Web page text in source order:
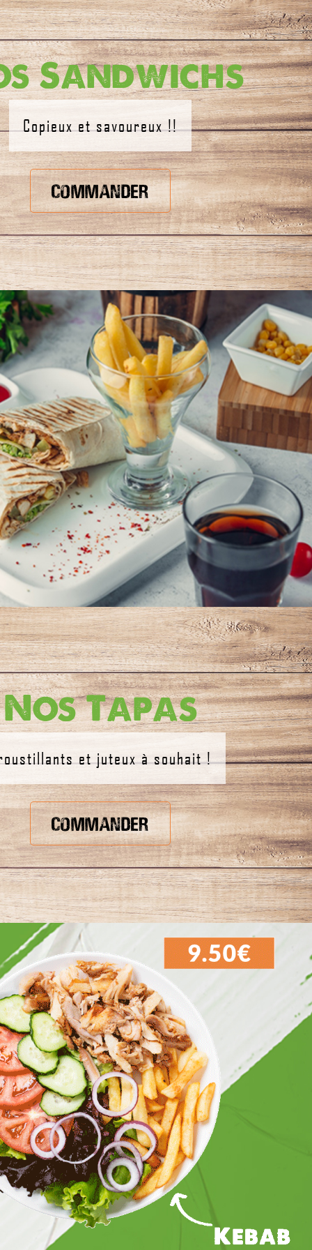
Sandwichs
Copieux et savoureux !!
Commander
Nos Tapas
et juteux à souhait !
Commander